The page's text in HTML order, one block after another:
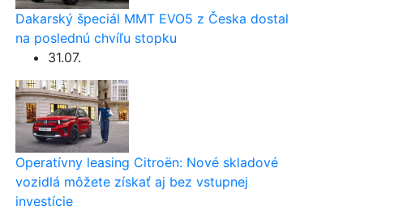
Dakarský špeciál MMT EVO5 z Česka dostal
na poslednú chvíľu stopku
31.07.
Operatívny leasing Citroën: Nové skladové
vozidlá môžete získať aj bez vstupnej
investície